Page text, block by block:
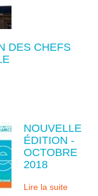
DES CHEFS
NOUVELLE
ÉDITION -
OCTOBRE
2018
Lire la suite